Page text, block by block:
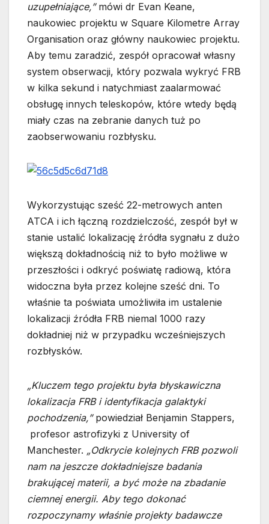
uzupełniające,”mówi dr Evan Keane,
naukowiec projektu w Square Kilometre Array
Organisation oraz główny naukowiec projektu.
Aby temu zaradzić, zespół opracował własny
system obserwacji, który pozwala wykryć FRB
w kilka sekund i natychmiast zaalarmować
obsługę innych teleskopów, które wtedy będą
miały czas na zebranie danych tuż po
zaobserwowaniu rozbłysku.
Wykorzystując sześć 22-metrowych anten
ATCA i ich łączną rozdzielczość, zespół był w
stanie ustalić lokalizację źródła sygnału z dużo
większą dokładnością niż to było możliwe w
przeszłości i odkryć poświatę radiową, która
widoczna była przez kolejne sześć dni. To
właśnie ta poświata umożliwiła im ustalenie
lokalizacji źródła FRB niemal 1000 razy
dokładniej niż w przypadku wcześniejszych
rozbłysków.
„Kluczem tego projektu była błyskawiczna
lokalizacja FRB i identyfikacja galaktyki
pochodzenia,”powiedział Benjamin Stappers,
profesor astrofizyki z University of
Manchester. „Odkrycie kolejnych FRB pozwoli
nam na jeszcze dokładniejsze badania
brakującej materii, a być może na zbadanie
ciemnej energii. Aby tego dokonać
rozpoczynamy właśnie projekty badawcze